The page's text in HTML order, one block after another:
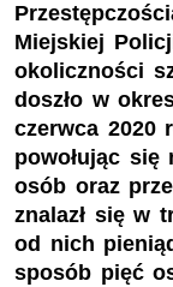
Miejskiej
okoliczności
doszło w
czerwca 2020
powołując się
osób oraz
znalazł się w
od nich
sposób pięć